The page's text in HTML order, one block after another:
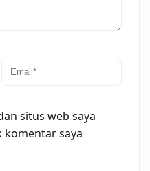
situs web saya
saya